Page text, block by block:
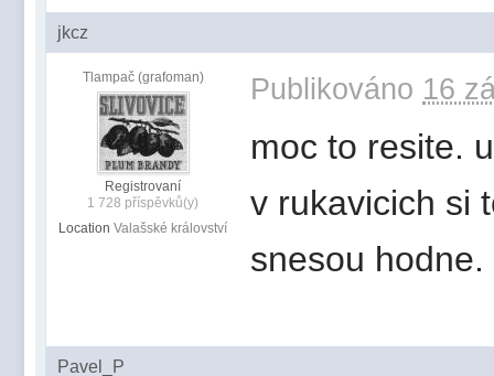
jkcz
Tlampač (grafoman)
Registrovaní
1 728 příspěvků(y)
Location Valašské království
Publikováno 16
moc to resite.
v rukavicich si
snesou hodne.
Pavel_P